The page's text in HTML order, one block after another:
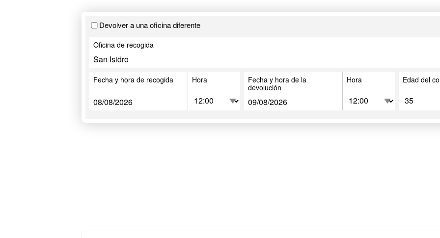
Devolver a una oficina diferente
Oficina de recogida
Fecha y hora de recogida Hora
Fecha y hora de la
devolución
Hora Edad del